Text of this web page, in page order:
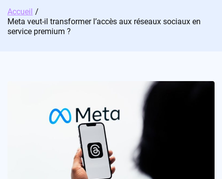
Accueil
Meta veut-il transformer l’accès aux réseaux sociaux en
service premium ?